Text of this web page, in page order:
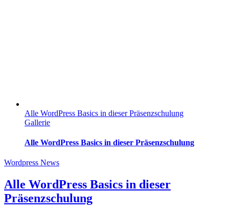
Alle WordPress Basics in dieser Präsenzschulung
Gallerie
Alle WordPress Basics in dieser Präsenzschulung
Wordpress News
Alle WordPress Basics in dieser
Präsenzschulung